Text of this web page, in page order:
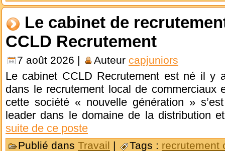
Le cabinet de
CCLD Recrutement
7 août 2026 | Auteur capjuniors
Le cabinet CCLD Recrutement est né il y
dans le recrutement local de commerciaux
cette société « nouvelle génération »
leader dans le domaine de la distribution
suite de ce poste
Publié dans Travail | Tags : recrutement